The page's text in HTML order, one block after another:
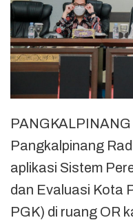
Pangkalpinang
aplikasi Sistem
dan Evaluasi Kota
PGK) di ruang OR